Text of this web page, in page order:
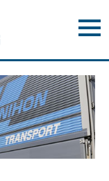
t
o
e
n
a
v
i
g
a
t
i